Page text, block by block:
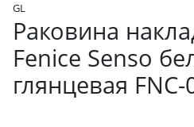
GL
Раковина
Fenice Senso
глянцевая FNC-